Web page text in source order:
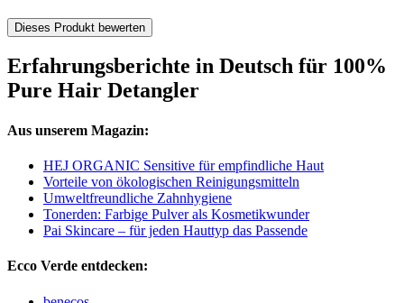
Dieses Produkt bewerten
Erfahrungsberichte in Deutsch für 100%
Pure Hair Detangler
Aus unserem Magazin:
HEJ ORGANIC Sensitive für empfindliche Haut
Vorteile von ökologischen Reinigungsmitteln
Umweltfreundliche Zahnhygiene
Tonerden: Farbige Pulver als Kosmetikwunder
Pai Skincare – für jeden Hauttyp das Passende
Ecco Verde entdecken: